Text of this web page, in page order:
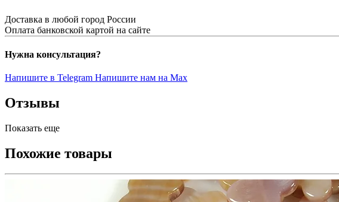
Доставка в любой город России
Оплата банковской картой на сайте
Нужна консультация?
Напишите в Telegram Напишите нам на Max
Отзывы
Показать еще
Похожие товары